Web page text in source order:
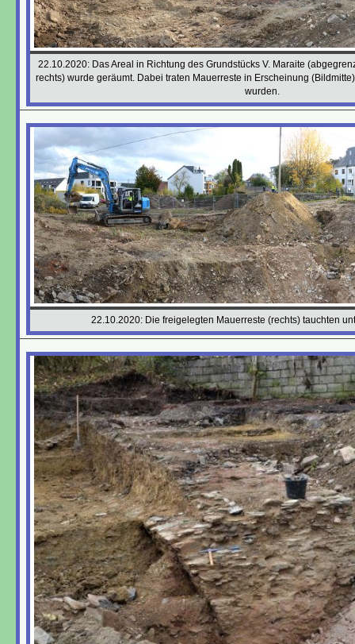
22.10.2020: Das Areal in Richtung des Grundstücks V. Maraite
rechts) wurde geräumt. Dabei traten Mauerreste in Erscheinung
wurden.
22.10.2020: Die freigelegten Mauerreste (rechts) tauchten